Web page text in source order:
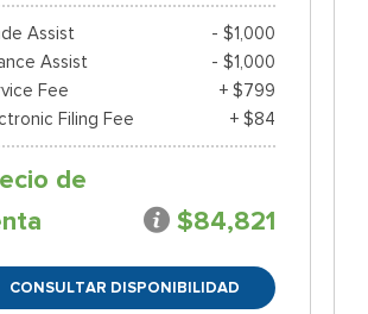
Assist
- $1,000
Assist
- $1,000
Fee
+ $799
Filing Fee
+ $84
de
$84,821
CONSULTAR DISPONIBILIDAD